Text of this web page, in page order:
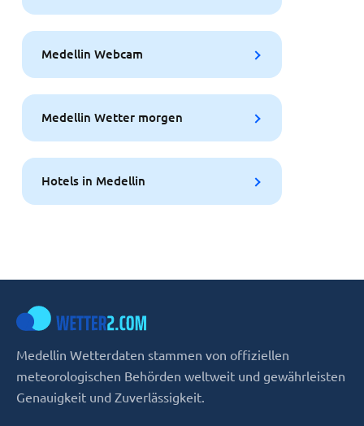
Medellin Webcam
Medellin Wetter morgen
Hotels in Medellin
Medellin Wetterdaten stammen von offiziellen
meteorologischen Behörden weltweit und gewährleisten
Genauigkeit und Zuverlässigkeit.